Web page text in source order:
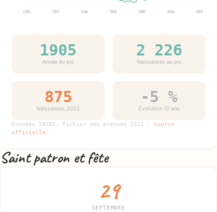
1900 1920 1940 1960 1980 2000 2020
1905
Année du pic
2 226
Naissances au pic
875
Naissances 2022
-5 %
Évolution 10 ans
Données INSEE, Fichier des prénoms 2022 · Source
officielle
Saint patron et fête
29
SEPTEMBRE